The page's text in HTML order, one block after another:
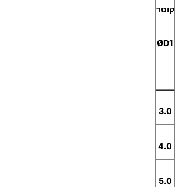
קוטר
ØD1
3.0
4.0
5.0